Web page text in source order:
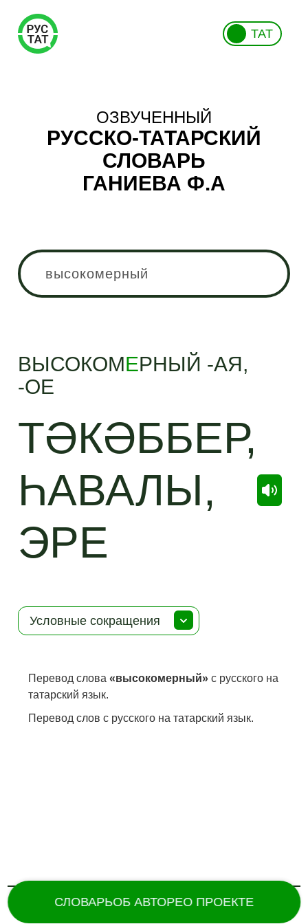
СЛОВАРЬОБ АВТОРЕО ПРОЕКТЕ
ТАТ
ОЗВУЧЕННЫЙ
РУССКО-ТАТАРСКИЙ
СЛОВАРЬ
ГАНИЕВА Ф.А
ВЫСОКОМЕРНЫЙ -АЯ,
-ОЕ
ТӘКӘББЕР,
ҺАВАЛЫ,
ЭРЕ
Условные сокращения
Перевод слова«высокомерный» с русского на
татарский язык.
Перевод слов с русского на татарский язык.